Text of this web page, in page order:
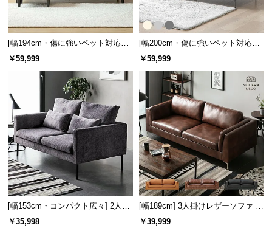
[幅194cm・傷に強いペット対応生
地] 3人掛けカウチソファ ヘッドレ
￥59,999
[幅200cm・傷に強いペット対応生
地] 3人掛けストレートソファ ごろ
￥59,999
[幅153cm・コンパクト広々] 2人掛
けモダンソファ ブラックスチール
￥35,998
[幅189cm] 3人掛けレザーソファ モ
ダン ヴィンテージ スクエアフォル
￥39,999